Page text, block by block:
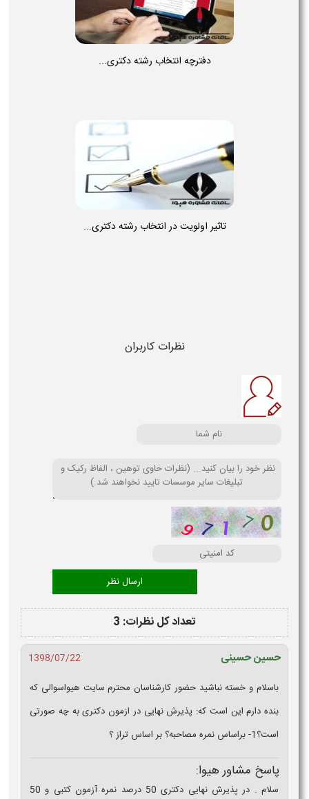
دفترچه انتخاب رشته دکتری...
تاثیر اولویت در انتخاب رشته دکتری...
نظرات کاربران
تعداد کل نظرات: 3
حسین حسینی
1398/07/22
باسلام و خسته نباشید حضور کارشناسان محترم سایت هیواسوالی که
بنده دارم این است که: پذیرش نهایی در ازمون دکتری به چه صورتی
است؟1- براساس نمره مصاحبه؟ بر اساس تراز ؟
پاسخ مشاور هیوا:
سلام . در پذیرش نهایی دکتری 50 درصد نمره آزمون کتبی و 50